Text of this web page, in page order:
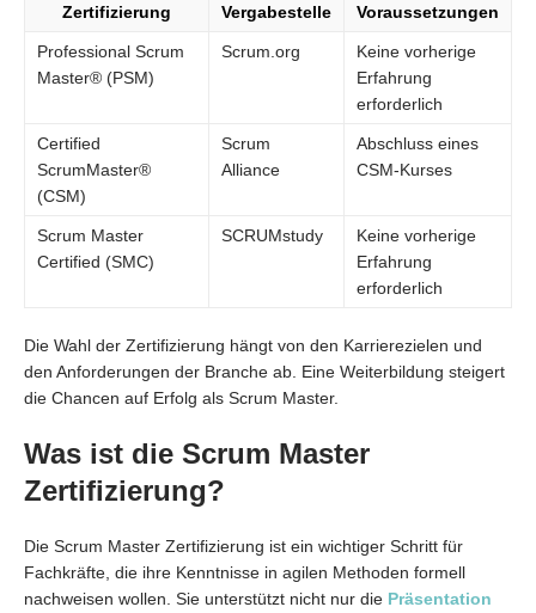
Zertifizierung Vergabestelle Voraussetzungen
Professional Scrum
Master® (PSM)
Scrum.org
Keine vorherige
Erfahrung
erforderlich
Certified
ScrumMaster®
(CSM)
Scrum
Alliance
Abschluss eines
CSM-Kurses
Scrum Master
Certified (SMC)
SCRUMstudy
Keine vorherige
Erfahrung
erforderlich
Die Wahl der Zertifizierung hängt von den Karrierezielen und
den Anforderungen der Branche ab. Eine Weiterbildung steigert
die Chancen auf Erfolg als Scrum Master.
Was ist die Scrum Master
Zertifizierung?
Die Scrum Master Zertifizierung ist ein wichtiger Schritt für
Fachkräfte, die ihre Kenntnisse in agilen Methoden formell
nachweisen wollen. Sie unterstützt nicht nur die Präsentation